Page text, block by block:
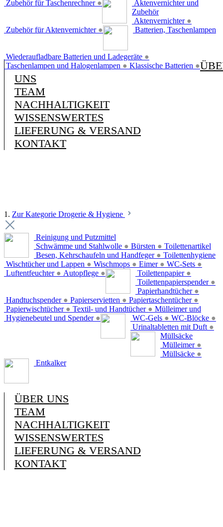
Zubehör für Taschenrechner ●
Aktenvernichter und
Zubehör
Aktenvernichter ●
Zubehör für Aktenvernichter ● Batterien, Taschenlampen
Wiederaufladbare Batterien und Ladegeräte ●
Taschenlampen und Halogenlampen ● Klassische Batterien ●
UNS
TEAM
NACHHALTIGKEIT
WISSENSWERTES
LIEFERUNG & VERSAND
KONTAKT
1. Zur Kategorie Drogerie & Hygiene
Reinigung und Putzmittel
Schwämme und Stahlwolle ● Bürsten ●
Besen, Kehrschaufeln und Handfeger ●
Wischtücher und Lappen ● Wischmops ● Eimer ● WC-Sets ●
Luftentfeuchter ● Autopflege ●
Toilettenartikel
Toilettenpapier ●
Toilettenpapierspender ●
Papierhandtücher ●
Handtuchspender ● Papierservietten ● Papiertaschentücher ●
Papierwischtücher ● Textil- und Handtücher ●
Hygienebeutel und Spender ●
Toilettenhygiene
WC-Gels ● WC-Blöcke ●
Urinaltabletten mit Duft ●
Mülleimer und
Müllsäcke
Mülleimer ●
Müllsäcke ●
Entkalker
ÜBER UNS
TEAM
NACHHALTIGKEIT
WISSENSWERTES
LIEFERUNG & VERSAND
KONTAKT